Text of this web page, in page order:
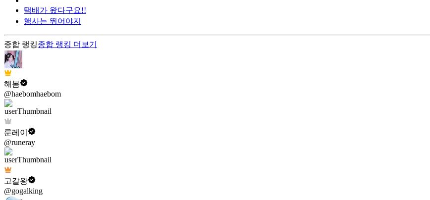
택배가 왔다구요!!
행사는 뛰어야지
종합 랭킹종합 랭킹 더보기
해봄
@haebomhaebom
룬레이
@runeray
고갈왕
@gogalking